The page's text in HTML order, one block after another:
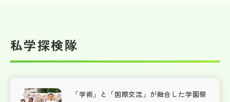
私学探検隊
「学術」と「国際交流」が融合した学園祭